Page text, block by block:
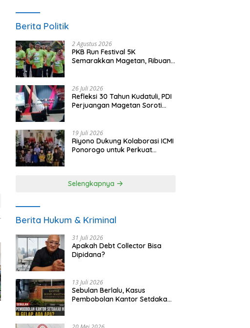
Berita Politik
2 Agustus 2026
PKB Run Festival 5K
Semarakkan Magetan, Ribuan
26 Juli 2026
Refleksi 30 Tahun Kudatuli, PDI
Perjuangan Magetan Soroti
19 Juli 2026
Riyono Dukung Kolaborasi ICMI
Ponorogo untuk Perkuat
Selengkapnya
Berita Hukum & Kriminal
31 Juli 2026
Apakah Debt Collector Bisa
Dipidana?
13 Juli 2026
Sebulan Berlalu, Kasus
Pembobolan Kantor Setdakab